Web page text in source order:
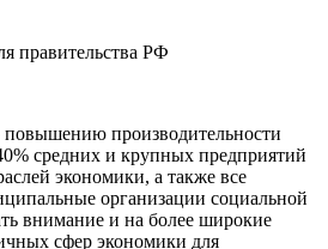
правительства РФ
производительности
средних и крупных предприятий
экономики, а также все
организации социальной
внимание и на более широкие
сфер экономики для